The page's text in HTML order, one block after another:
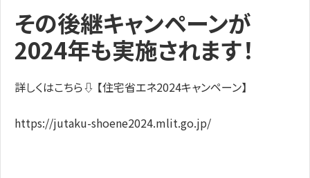
その後継キャンペーンが
2024年も実施されます！
詳しくはこちら⇩ 【住宅省エネ2024キャンペーン】
https://jutaku-shoene2024.mlit.go.jp/